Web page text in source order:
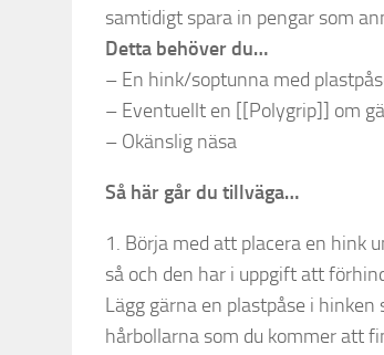
samtidigt spara in pengar som
Detta behöver du…
– En hink/soptunna med
– Eventuellt en [[Polygrip]] om
– Okänslig näsa
Så här går du tillväga…
1. Börja med att placera en hink
så och den har i uppgift att
Lägg gärna en plastpåse i
hårbollarna som du kommer att